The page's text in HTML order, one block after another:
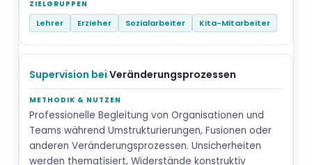
Lehrer Erzieher Sozialarbeiter Kita-Mitarbeiter
Supervision bei Veränderungsprozessen
Professionelle Begleitung von Organisationen und
Teams während Umstrukturierungen, Fusionen oder
anderen Veränderungsprozessen. Unsicherheiten
werden thematisiert, Widerstände konstruktiv